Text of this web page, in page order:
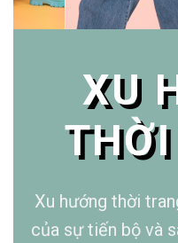
bạn kể về chính
NHỮNG XU